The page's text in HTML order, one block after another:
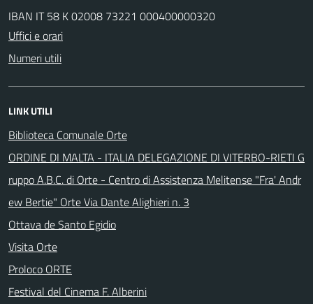
IBAN IT 58 K 02008 73221 000400000320
Uffici e orari
Numeri utili
LINK UTILI
Biblioteca Comunale Orte
ORDINE DI MALTA - ITALIA DELEGAZIONE DI VITERBO-RIETI G
ruppo A.B.C. di Orte - Centro di Assistenza Melitense "Fra' Andr
ew Bertie" Orte Via Dante Alighieri n. 3
Ottava de Santo Egidio
Visita Orte
Proloco ORTE
Festival del Cinema F. Alberini